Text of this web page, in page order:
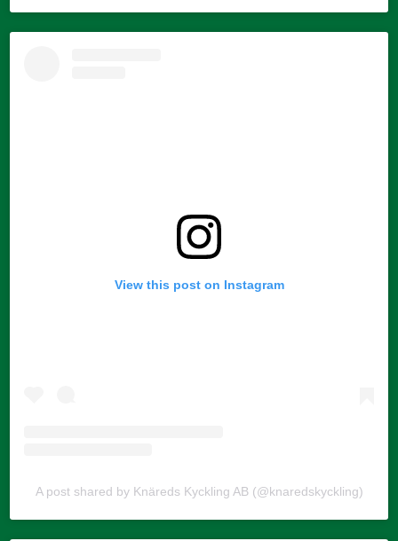
View this post on Instagram
A post shared by Knäreds Kyckling AB (@knaredskyckling)